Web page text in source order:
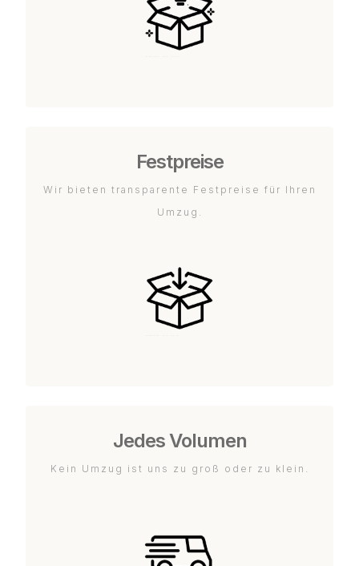
Festpreise
Wir bieten transparente Festpreise für Ihren
Umzug.
Jedes Volumen
Kein Umzug ist uns zu groß oder zu klein.